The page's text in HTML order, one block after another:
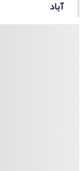
آباد